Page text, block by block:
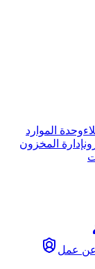
وحدة الموارد
إدارة المخزون
عن عمل